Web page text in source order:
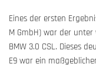
Eines der ersten
M GmbH) war der
BMW 3.0 CSL. Dieses
E9 war ein